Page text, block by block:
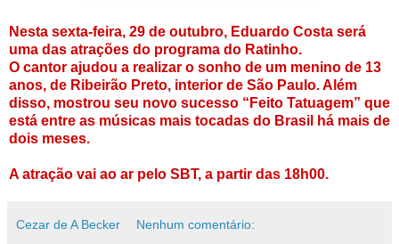
Nesta sexta-feira, 29 de outubro, Eduardo Costa será
uma das atrações do programa do Ratinho.
O cantor ajudou a realizar o sonho de um menino de 13
anos, de Ribeirão Preto, interior de São Paulo. Além
disso, mostrou seu novo sucesso “Feito Tatuagem” que
está entre as músicas mais tocadas do Brasil há mais de
dois meses.
A atração vai ao ar pelo SBT, a partir das 18h00.
Cezar de A Becker Nenhum comentário: